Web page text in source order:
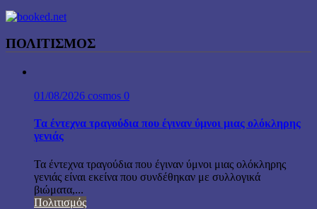
ΠΟΛΙΤΙΣΜΟΣ
01/08/2026 cosmos 0
Τα έντεχνα τραγούδια που έγιναν ύμνοι μιας ολόκληρης
γενιάς
Τα έντεχνα τραγούδια που έγιναν ύμνοι μιας ολόκληρης
γενιάς είναι εκείνα που συνδέθηκαν με συλλογικά
βιώματα,...
Πολιτισμός